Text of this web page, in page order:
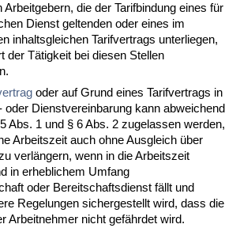
Arbeitgebern, die der Tarifbindung eines für
Dienst geltenden oder eines im
inhaltsgleichen Tarifvertrags unterliegen,
der Tätigkeit bei diesen Stellen
oder auf Grund eines Tarifvertrags in
oder Dienstvereinbarung kann abweichend
Abs. 1 und § 6 Abs. 2 zugelassen werden,
Arbeitszeit auch ohne Ausgleich über
verlängern, wenn in die Arbeitszeit
in erheblichem Umfang
oder Bereitschaftsdienst fällt und
Regelungen sichergestellt wird, dass die
Arbeitnehmer nicht gefährdet wird.